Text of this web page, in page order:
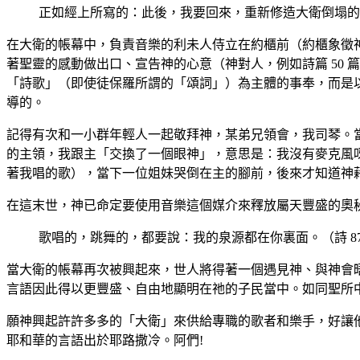
正如經上所寫的：此後，我要回來，重新修造大衛倒塌
在大衛的帳幕中，負責音樂的利未人侍立在約櫃前（約櫃象
著聖靈的感動做出口、宣告神的心意（神對人，例如詩篇 50
「詩歌」（即使徒保羅所謂的「頌詞」）為主體的事奉，而
導的。
記得有次和一小群年輕人一起敬拜神，某弟兄領會，我司琴
的主領，我跟主「交換了一個眼神」，意思是：我沒有麥克
著我唱的歌），當下一位姐妹哭倒在主的腳前，後來才知道
在這末世，神已命定要使用音樂這個媒介來釋放屬天豐盛的
歌唱的，跳舞的，都要說：我的泉源都在你裏面。（詩
當大衛的帳幕再次被興起來，世人將得著一個遇見神、與神
言語因此得以更豐盛、自由地顯明在祂的子民當中。如同聖
願神興起許許多多的「大衛」來供給專職的歌者和樂手，好讓
耶和華的言語出於耶路撒冷。阿們!